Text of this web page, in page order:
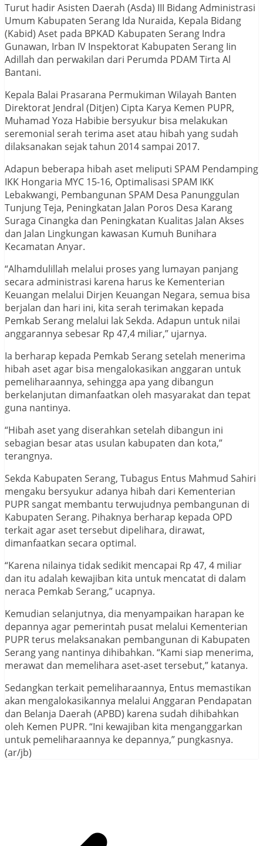
Turut hadir Asisten Daerah (Asda) III Bidang Administrasi
Umum Kabupaten Serang Ida Nuraida, Kepala Bidang
(Kabid) Aset pada BPKAD Kabupaten Serang Indra
Gunawan, Irban IV Inspektorat Kabupaten Serang Iin
Adillah dan perwakilan dari Perumda PDAM Tirta Al
Bantani.
Kepala Balai Prasarana Permukiman Wilayah Banten
Direktorat Jendral (Ditjen) Cipta Karya Kemen PUPR,
Muhamad Yoza Habibie bersyukur bisa melakukan
seremonial serah terima aset atau hibah yang sudah
dilaksanakan sejak tahun 2014 sampai 2017.
Adapun beberapa hibah aset meliputi SPAM Pendamping
IKK Hongaria MYC 15-16, Optimalisasi SPAM IKK
Lebakwangi, Pembangunan SPAM Desa Panunggulan
Tunjung Teja, Peningkatan Jalan Poros Desa Karang
Suraga Cinangka dan Peningkatan Kualitas Jalan Akses
dan Jalan Lingkungan kawasan Kumuh Bunihara
Kecamatan Anyar.
“Alhamdulillah melalui proses yang lumayan panjang
secara administrasi karena harus ke Kementerian
Keuangan melalui Dirjen Keuangan Negara, semua bisa
berjalan dan hari ini, kita serah terimakan kepada
Pemkab Serang melalui lak Sekda. Adapun untuk nilai
anggarannya sebesar Rp 47,4 miliar,” ujarnya.
Ia berharap kepada Pemkab Serang setelah menerima
hibah aset agar bisa mengalokasikan anggaran untuk
pemeliharaannya, sehingga apa yang dibangun
berkelanjutan dimanfaatkan oleh masyarakat dan tepat
guna nantinya.
“Hibah aset yang diserahkan setelah dibangun ini
sebagian besar atas usulan kabupaten dan kota,”
terangnya.
Sekda Kabupaten Serang, Tubagus Entus Mahmud Sahiri
mengaku bersyukur adanya hibah dari Kementerian
PUPR sangat membantu terwujudnya pembangunan di
Kabupaten Serang. Pihaknya berharap kepada OPD
terkait agar aset tersebut dipelihara, dirawat,
dimanfaatkan secara optimal.
“Karena nilainya tidak sedikit mencapai Rp 47, 4 miliar
dan itu adalah kewajiban kita untuk mencatat di dalam
neraca Pemkab Serang,” ucapnya.
Kemudian selanjutnya, dia menyampaikan harapan ke
depannya agar pemerintah pusat melalui Kementerian
PUPR terus melaksanakan pembangunan di Kabupaten
Serang yang nantinya dihibahkan. “Kami siap menerima,
merawat dan memelihara aset-aset tersebut,” katanya.
Sedangkan terkait pemeliharaannya, Entus memastikan
akan mengalokasikannya melalui Anggaran Pendapatan
dan Belanja Daerah (APBD) karena sudah dihibahkan
oleh Kemen PUPR. “Ini kewajiban kita menganggarkan
untuk pemeliharaannya ke depannya,” pungkasnya.
(ar/jb)